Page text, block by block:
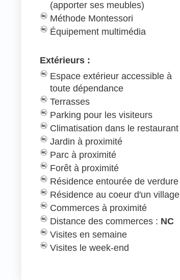
(apporter ses meubles)
Méthode Montessori
Équipement multimédia
Extérieurs :
Espace extérieur accessible à
toute dépendance
Terrasses
Parking pour les visiteurs
Climatisation dans le restaurant
Jardin à proximité
Parc à proximité
Forêt à proximité
Résidence entourée de verdure
Résidence au coeur d'un village
Commerces à proximité
Distance des commerces : NC
Visites en semaine
Visites le week-end